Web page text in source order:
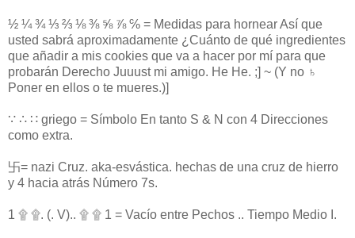
½ ¼ ¾ ⅓ ⅔ ⅛ ⅜ ⅝ ⅞ ℅ = Medidas para hornear Así que
usted sabrá aproximadamente ¿Cuánto de qué ingredientes
que añadir a mis cookies que va a hacer por mí para que
probarán Derecho Juuust mi amigo. He He. ;] ~ (Y no ♄
Poner en ellos o te mueres.)]
∵ ∴ ∷ griego = Símbolo En tanto S & N con 4 Direcciones
como extra.
卐= nazi Cruz. aka-esvástica. hechas de una cruz de hierro
y 4 hacia atrás Número 7s.
1 ۩ ۩. (. V).. ۩ ۩ 1 = Vacío entre Pechos .. Tiempo Medio I.